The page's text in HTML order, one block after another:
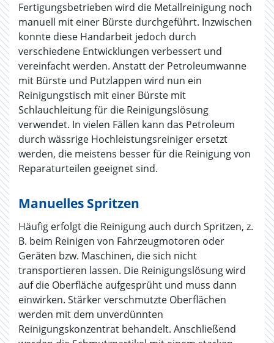
Fertigungsbetrieben wird die Metallreinigung noch
manuell mit einer Bürste durchgeführt. Inzwischen
konnte diese Handarbeit jedoch durch
verschiedene Entwicklungen verbessert und
vereinfacht werden. Anstatt der Petroleumwanne
mit Bürste und Putzlappen wird nun ein
Reinigungstisch mit einer Bürste mit
Schlauchleitung für die Reinigungslösung
verwendet. In vielen Fällen kann das Petroleum
durch wässrige Hochleistungsreiniger ersetzt
werden, die meistens besser für die Reinigung von
Reparaturteilen geeignet sind.
Manuelles Spritzen
Häufig erfolgt die Reinigung auch durch Spritzen, z.
B. beim Reinigen von Fahrzeugmotoren oder
Geräten bzw. Maschinen, die sich nicht
transportieren lassen. Die Reinigungslösung wird
auf die Oberfläche aufgesprüht und muss dann
einwirken. Stärker verschmutzte Oberflächen
werden mit dem unverdünnten
Reinigungskonzentrat behandelt. Anschließend